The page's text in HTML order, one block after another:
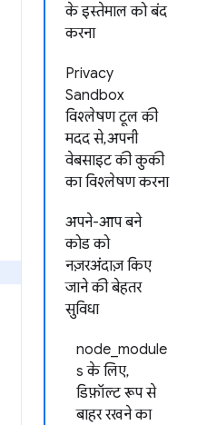
के इस्तेमाल को बंद
करना
Privacy
Sandbox
विश्लेषण टूल की
मदद से, अपनी
वेबसाइट की कुकी
का विश्लेषण करना
अपने-आप बने
कोड को
नज़रअंदाज़ किए
जाने की बेहतर
सुविधा
node_module
s के लिए,
डिफ़ॉल्ट रूप से
बाहर रखने का